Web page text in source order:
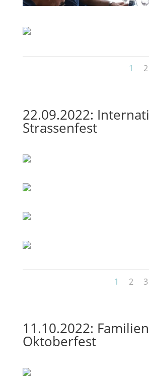
1 2
22.09.2022:
Strassenfest
1 2 3
11.10.2022: Familien
Oktoberfest